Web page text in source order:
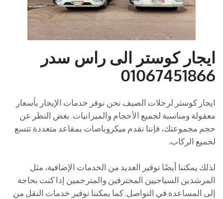
ايجار كوستر الى راس سدر
01067451866
ايجار كوستر لرحلات الصيف نحن نوفر خدمات الإيجار بأسعار
معقولة ومناسبة لجميع الأحجام والميزانيات. بغض النظر عن
حجم مجموعتك، فإننا نقدم ميكروباصات بمقاعد متعددة تتسع
لجميع الركاب.
لذلك يمكننا أيضًا توفير العديد من الخدمات الإضافية، مثل
المرشدين السياحيين المحترفين والمترجمين إذا كنت بحاجة
إلى المساعدة في التواصل. كما يمكننا توفير خدمات النقل من